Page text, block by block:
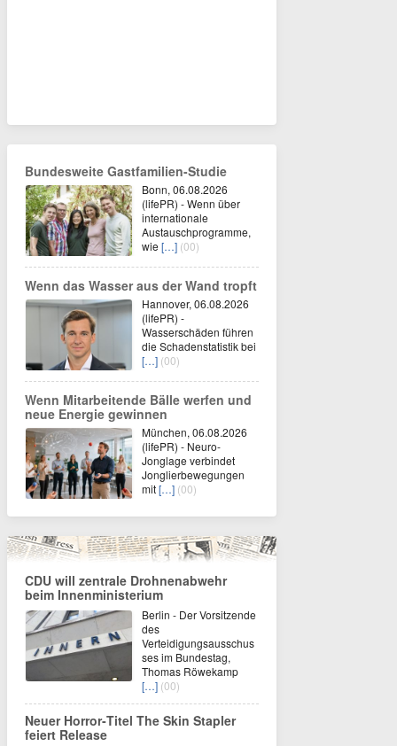
Bundesweite Gastfamilien-Studie
Bonn, 06.08.2026
(lifePR) - Wenn über
internationale
Austauschprogramme,
wie […] (00)
Wenn das Wasser aus der Wand tropft
Hannover, 06.08.2026
(lifePR) -
Wasserschäden führen
die Schadenstatistik bei
[…] (00)
Wenn Mitarbeitende Bälle werfen und
neue Energie gewinnen
München, 06.08.2026
(lifePR) - Neuro-
Jonglage verbindet
Jonglierbewegungen
mit[…] (00)
CDU will zentrale Drohnenabwehr
beim Innenministerium
Berlin - Der Vorsitzende
des
Verteidigungsausschus
ses im Bundestag,
Thomas Röwekamp
[…] (00)
Neuer Horror‑Titel The Skin Stapler
feiert Release